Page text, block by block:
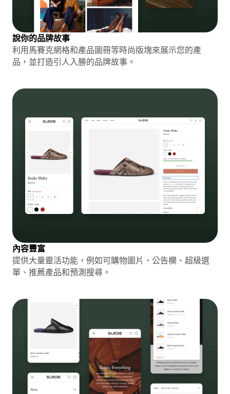
說你的品牌故事
利用馬賽克網格和產品圖冊等時尚版塊來展示您的產
品，並打造引人入勝的品牌故事。
內容豐富
提供大量靈活功能，例如可購物圖片、公告欄、超級選
單、推薦產品和預測搜尋。